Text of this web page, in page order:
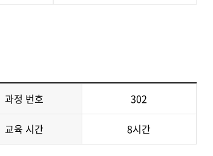
과정 번호 302
교육 시간 8시간